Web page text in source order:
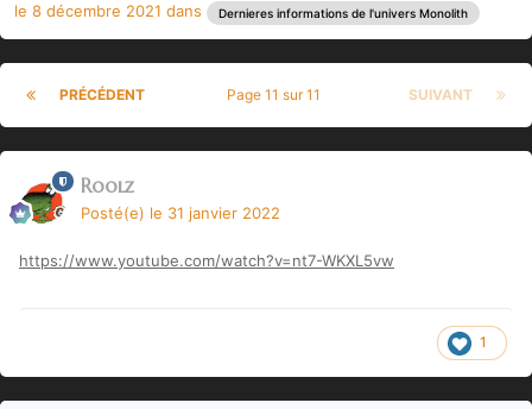
le 8 décembre 2021 dans Dernieres informations de l'univers Monolith
PRÉCÉDENT SUIVANT
Page 11 sur 11
Roolz
Posté(e) le 31 janvier 2022
https://www.youtube.com/watch?v=nt7-WKXL5vw
1